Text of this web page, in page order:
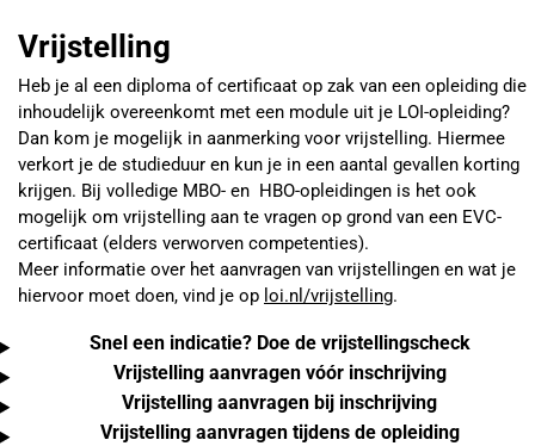
Vrijstelling
Heb je al een diploma of certificaat op zak van een opleiding die
inhoudelijk overeenkomt met een module uit je LOI-opleiding?
Dan kom je mogelijk in aanmerking voor vrijstelling. Hiermee
verkort je de studieduur en kun je in een aantal gevallen korting
krijgen. Bij volledige MBO- en HBO-opleidingen is het ook
mogelijk om vrijstelling aan te vragen op grond van een EVC-
certificaat (elders verworven competenties).
Meer informatie over het aanvragen van vrijstellingen en wat je
hiervoor moet doen, vind je op loi.nl/vrijstelling.
Snel een indicatie? Doe de vrijstellingscheck
Vrijstelling aanvragen vóór inschrijving
Vrijstelling aanvragen bij inschrijving
Vrijstelling aanvragen tijdens de opleiding